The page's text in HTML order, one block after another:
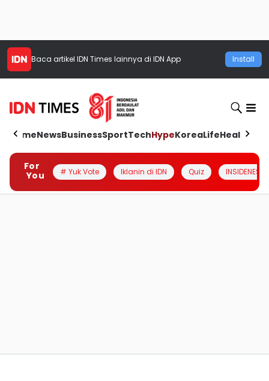
Baca artikel IDN Times lainnya di IDN App Install
HomeNewsBusinessSportTechHypeKoreaLifeHealth
For
You
# Yuk Vote Iklanin di IDN Quiz INSIDENESIA